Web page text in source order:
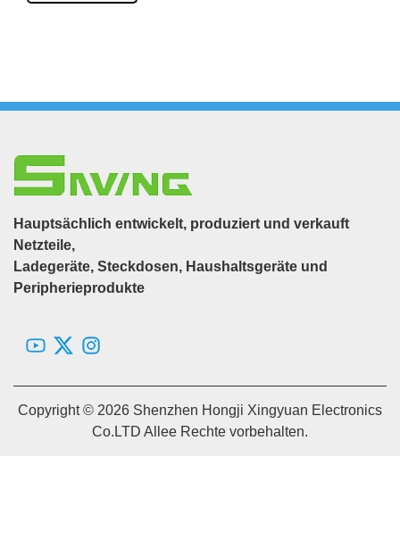
Hauptsächlich entwickelt, produziert und verkauft
Netzteile,
Ladegeräte, Steckdosen, Haushaltsgeräte und
Peripherieprodukte
Copyright © 2026 Shenzhen Hongji Xingyuan Electronics
Co.LTD Allee Rechte vorbehalten.